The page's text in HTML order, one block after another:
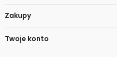
Zakupy
Twoje konto